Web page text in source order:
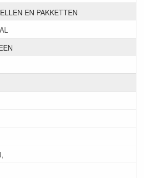
EN PAKKETTEN